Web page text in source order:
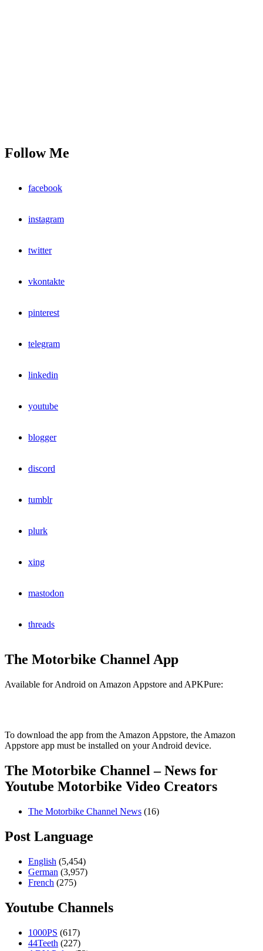
Follow Me
facebook
instagram
twitter
vkontakte
pinterest
telegram
linkedin
youtube
blogger
discord
tumblr
plurk
xing
mastodon
threads
The Motorbike Channel App
Available for Android on Amazon Appstore and APKPure:
To download the app from the Amazon Appstore, the Amazon
Appstore app must be installed on your Android device.
The Motorbike Channel – News for
Youtube Motorbike Video Creators
The Motorbike Channel News (16)
Post Language
English (5,454)
German (3,957)
French (275)
Youtube Channels
1000PS (617)
44Teeth (227)